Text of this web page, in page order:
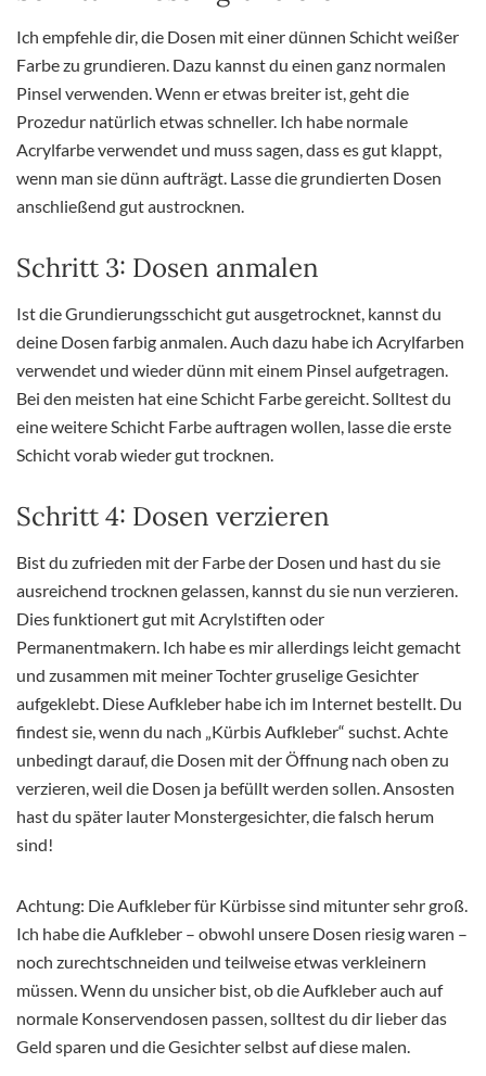
Ich empfehle dir, die Dosen mit einer dünnen Schicht weißer
Farbe zu grundieren. Dazu kannst du einen ganz normalen
Pinsel verwenden. Wenn er etwas breiter ist, geht die
Prozedur natürlich etwas schneller. Ich habe normale
Acrylfarbe verwendet und muss sagen, dass es gut klappt,
wenn man sie dünn aufträgt. Lasse die grundierten Dosen
anschließend gut austrocknen.
Schritt 3: Dosen anmalen
Ist die Grundierungsschicht gut ausgetrocknet, kannst du
deine Dosen farbig anmalen. Auch dazu habe ich Acrylfarben
verwendet und wieder dünn mit einem Pinsel aufgetragen.
Bei den meisten hat eine Schicht Farbe gereicht. Solltest du
eine weitere Schicht Farbe auftragen wollen, lasse die erste
Schicht vorab wieder gut trocknen.
Schritt 4: Dosen verzieren
Bist du zufrieden mit der Farbe der Dosen und hast du sie
ausreichend trocknen gelassen, kannst du sie nun verzieren.
Dies funktionert gut mit Acrylstiften oder
Permanentmakern. Ich habe es mir allerdings leicht gemacht
und zusammen mit meiner Tochter gruselige Gesichter
aufgeklebt. Diese Aufkleber habe ich im Internet bestellt. Du
findest sie, wenn du nach „Kürbis Aufkleber“ suchst. Achte
unbedingt darauf, die Dosen mit der Öffnung nach oben zu
verzieren, weil die Dosen ja befüllt werden sollen. Ansosten
hast du später lauter Monstergesichter, die falsch herum
sind!
Achtung: Die Aufkleber für Kürbisse sind mitunter sehr groß.
Ich habe die Aufkleber – obwohl unsere Dosen riesig waren –
noch zurechtschneiden und teilweise etwas verkleinern
müssen. Wenn du unsicher bist, ob die Aufkleber auch auf
normale Konservendosen passen, solltest du dir lieber das
Geld sparen und die Gesichter selbst auf diese malen.